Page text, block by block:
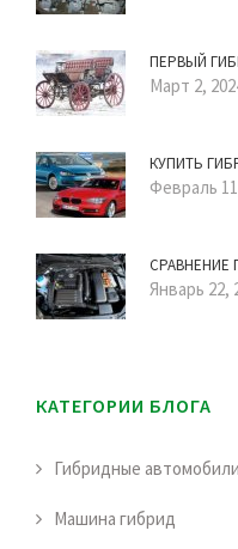
ПЕРВЫЙ
Март 2,
КУПИТЬ
Февраль
СРАВНЕНИЕ
Январь 22,
КАТЕГОРИИ БЛОГА
Гибридные автомобили
Машина гибрид